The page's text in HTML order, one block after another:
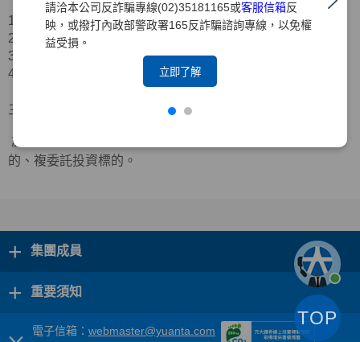
請洽本公司反詐騙專線(02)35181165或客服信箱反
映，或撥打內政部警政署165反詐騙諮詢專線，以免權
益受損。
立即了解
1.公司名稱：三竹資訊股份有限公司
2.公司地址：台北市中山區新生北路二段
3.服務電話：
(02)2563-9999
4.官方網站：
https://www.mitake.com.tw/
三、合作範圍
於「三竹股市
的、複委託投資標的。
+ 集團成員
+ 重要須知
電子信箱： webmaster@yuanta.com
TOP